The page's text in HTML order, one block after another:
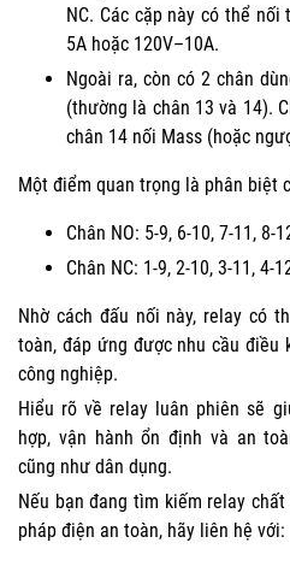
NC. Các cặp này có thể
5A hoặc 120V–10A.
Ngoài ra, còn có 2 chân
(thường là chân 13 và 14).
chân 14 nối Mass (hoặc
Một điểm quan trọng là phân biệt
Chân NO: 5-9, 6-10, 7-11, 8-
Chân NC: 1-9, 2-10, 3-11, 4-
Nhờ cách đấu nối này, relay có
toàn, đáp ứng được nhu cầu điều
công nghiệp.
Hiểu rõ về relay luân phiên sẽ
hợp, vận hành ổn định và an
cũng như dân dụng.
Nếu bạn đang tìm kiếm relay
pháp điện an toàn, hãy liên hệ với: